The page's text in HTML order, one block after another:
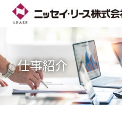
仕事紹介